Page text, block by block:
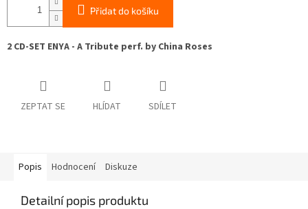
Přidat do košíku
2 CD-SET ENYA - A Tribute perf. by China Roses
ZEPTAT SE HLÍDAT SDÍLET
Popis Hodnocení Diskuze
Detailní popis produktu